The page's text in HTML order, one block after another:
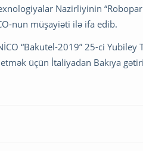
Nazirliyinin
nun müşayiəti ilə ifa edib.
“Bakutel-2019” 25-ci
üçün İtaliyadan Bakıya